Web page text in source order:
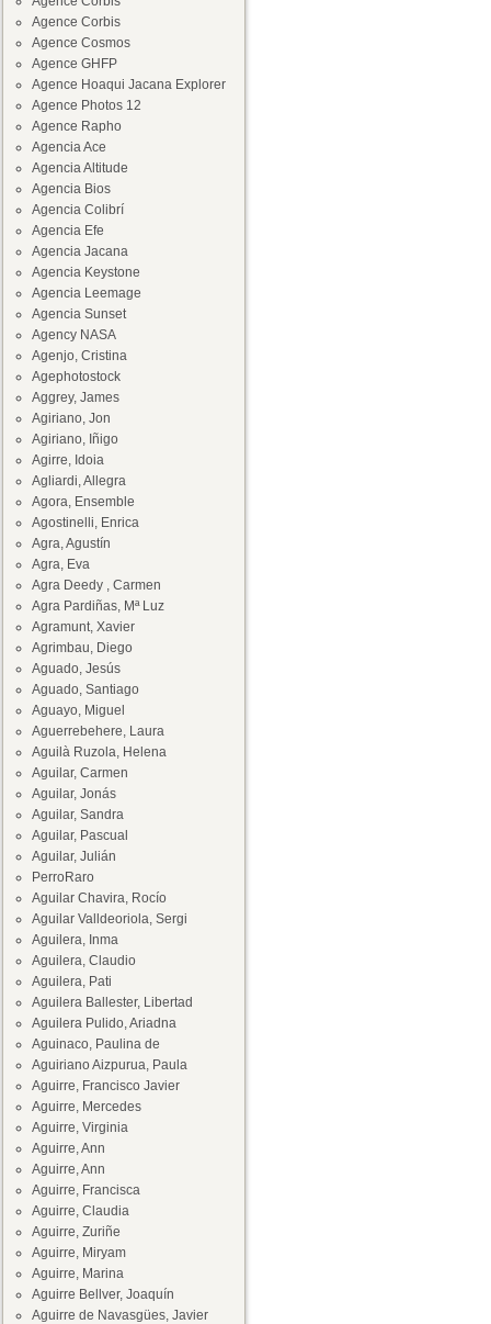
Agence Corbis
Agence Cosmos
Agence GHFP
Agence Hoaqui Jacana Explorer
Agence Photos 12
Agence Rapho
Agencia Ace
Agencia Altitude
Agencia Bios
Agencia Colibrí
Agencia Efe
Agencia Jacana
Agencia Keystone
Agencia Leemage
Agencia Sunset
Agency NASA
Agenjo, Cristina
Agephotostock
Aggrey, James
Agiriano, Jon
Agiriano, Iñigo
Agirre, Idoia
Agliardi, Allegra
Agora, Ensemble
Agostinelli, Enrica
Agra, Agustín
Agra, Eva
Agra Deedy , Carmen
Agra Pardiñas, Mª Luz
Agramunt, Xavier
Agrimbau, Diego
Aguado, Jesús
Aguado, Santiago
Aguayo, Miguel
Aguerrebehere, Laura
Aguilà Ruzola, Helena
Aguilar, Carmen
Aguilar, Jonás
Aguilar, Sandra
Aguilar, Pascual
Aguilar, Julián
PerroRaro
Aguilar Chavira, Rocío
Aguilar Valldeoriola, Sergi
Aguilera, Inma
Aguilera, Claudio
Aguilera, Pati
Aguilera Ballester, Libertad
Aguilera Pulido, Ariadna
Aguinaco, Paulina de
Aguiriano Aizpurua, Paula
Aguirre, Francisco Javier
Aguirre, Mercedes
Aguirre, Virginia
Aguirre, Ann
Aguirre, Ann
Aguirre, Francisca
Aguirre, Claudia
Aguirre, Zuriñe
Aguirre, Miryam
Aguirre, Marina
Aguirre Bellver, Joaquín
Aguirre de Navasgües, Javier